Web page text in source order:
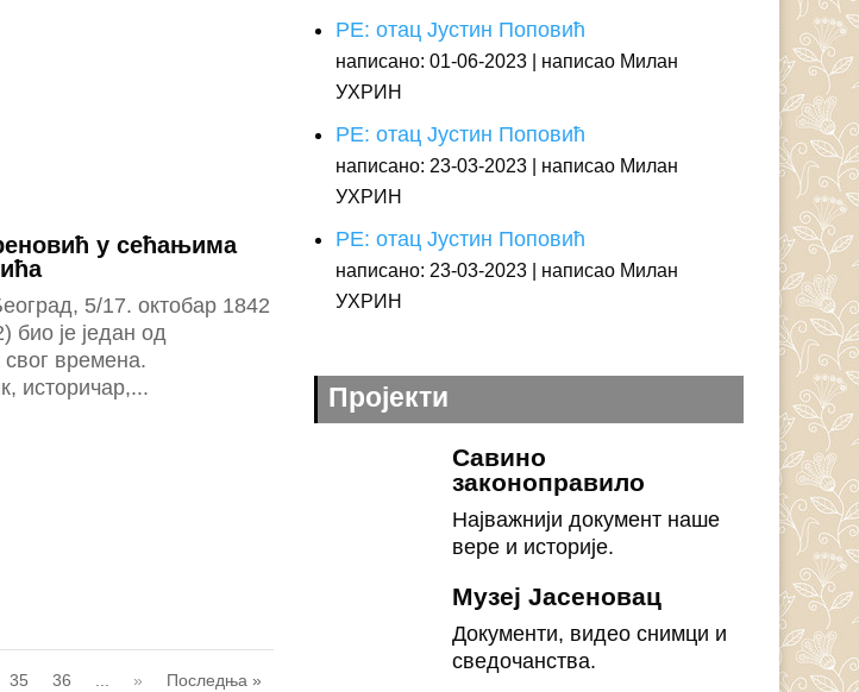
у сећањима
5/17. октобар 1842
био је један од
свог времена.
историчар,...
35 36 ... » Последња »
РЕ: отац Јустин Поповић
написано: 01-06-2023
написао Милан
УХРИН
РЕ: отац Јустин Поповић
написано: 23-03-2023
написао Милан
УХРИН
РЕ: отац Јустин Поповић
написано: 23-03-2023
написао Милан
УХРИН
Пројекти
Савино
законоправило
Најважнији документ наше
вере и историје.
Музеј Јасеновац
Документи, видео снимци и
сведочанства.